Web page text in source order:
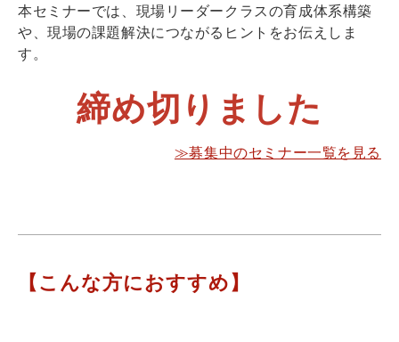
本セミナーでは、現場リーダークラスの育成体系構築
や、現場の課題解決につながるヒントをお伝えしま
す。
締め切りました
≫募集中のセミナー一覧を見る
【こんな方におすすめ】